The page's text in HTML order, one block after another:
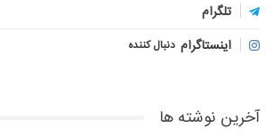
تلگرام
اینستاگرام دنبال کننده
آخرین نوشته ها